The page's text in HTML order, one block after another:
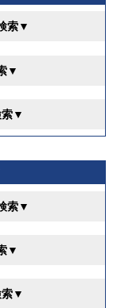
索▼
▼
索▼
索▼
▼
索▼